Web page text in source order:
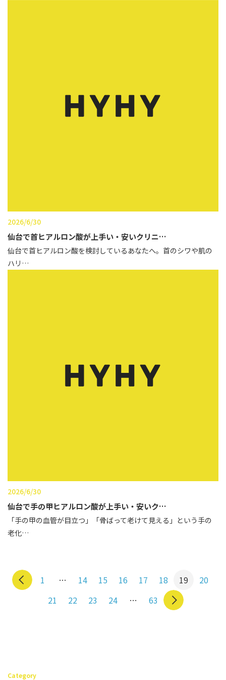
Category
2026/6/30
仙台で首ヒアルロン酸が上手い・安いクリニ…
仙台で首ヒアルロン酸を検討しているあなたへ。首のシワや肌の
ハリ…
2026/6/30
仙台で手の甲ヒアルロン酸が上手い・安いク…
「手の甲の血管が目立つ」「骨ばって老けて見える」という手の
老化…
1 … 14 15 16 17 18 19
20
21
22 23 24 … 63